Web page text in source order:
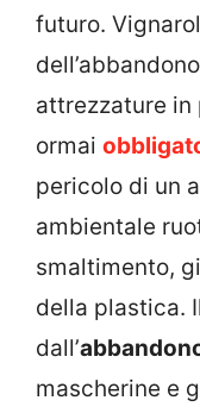
futuro.
attrezzature in
ormai
pericolo di un
ambientale
smaltimento,
della plastica.
dall’
mascherine e